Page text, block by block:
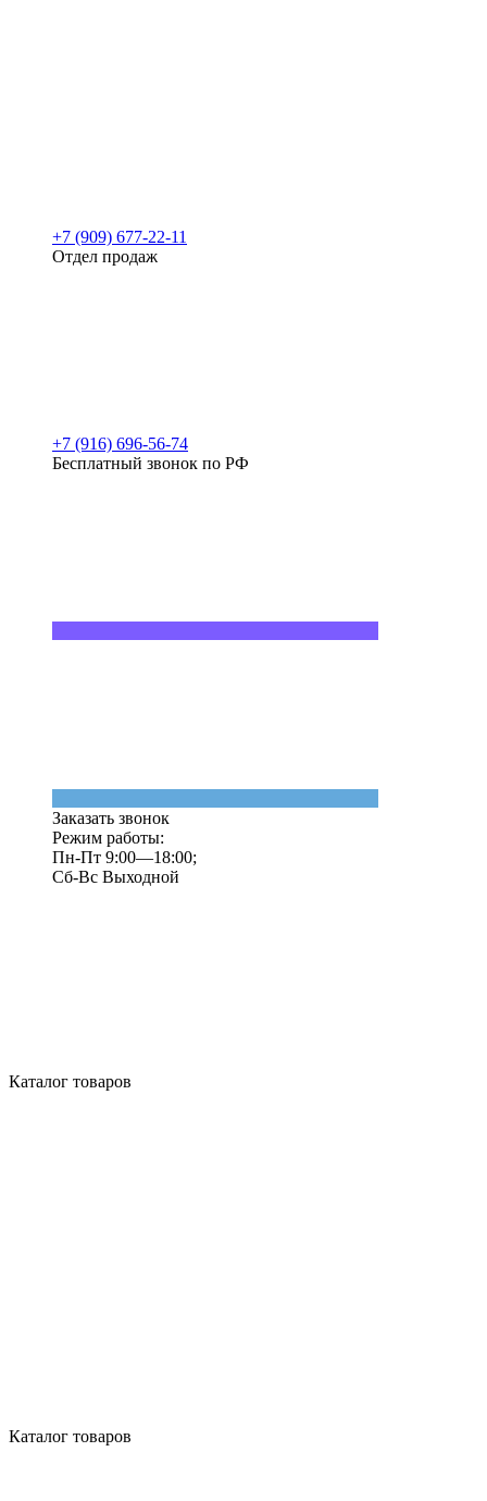
+7 (909) 677-22-11
Отдел продаж
+7 (916) 696-56-74
Бесплатный звонок по РФ
Заказать звонок
Режим работы:
Пн-Пт 9:00—18:00;
Сб-Вс Выходной
Каталог товаров
Каталог товаров